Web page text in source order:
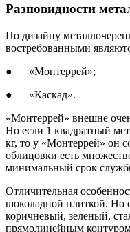
Разновидности
По дизайну
востребованными
● «Монтеррей»;
● «Каскад».
«Монтеррей» внешне
Но если 1 квадратный
кг, то у «Монтеррей» он
облицовки есть
минимальный срок
Отличительная
шоколадной плиткой. Но
коричневый, зеленый,
прямолинейным